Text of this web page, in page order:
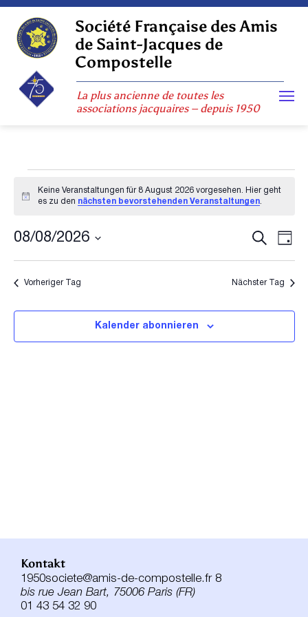
Skip
content
Société Française des Amis
de Saint-Jacques de
Compostelle
La plus ancienne de toutes les
associations jacquaires – depuis 1950
für
August
2026
Hinweis
Keine Veranstaltungen für 8 August 2026 vorgesehen. Hier geht
es zu den nächsten bevorstehenden Veranstaltungen
Suche
und
Suche
Tag
08/08/2026
Vorheriger Tag Nächster Tag
Kalender abonnieren
Kontakt
1950societe@amis-de-compostelle.fr 8
bis rue Jean Bart, 75006 Paris (FR)
01 43 54 32 90